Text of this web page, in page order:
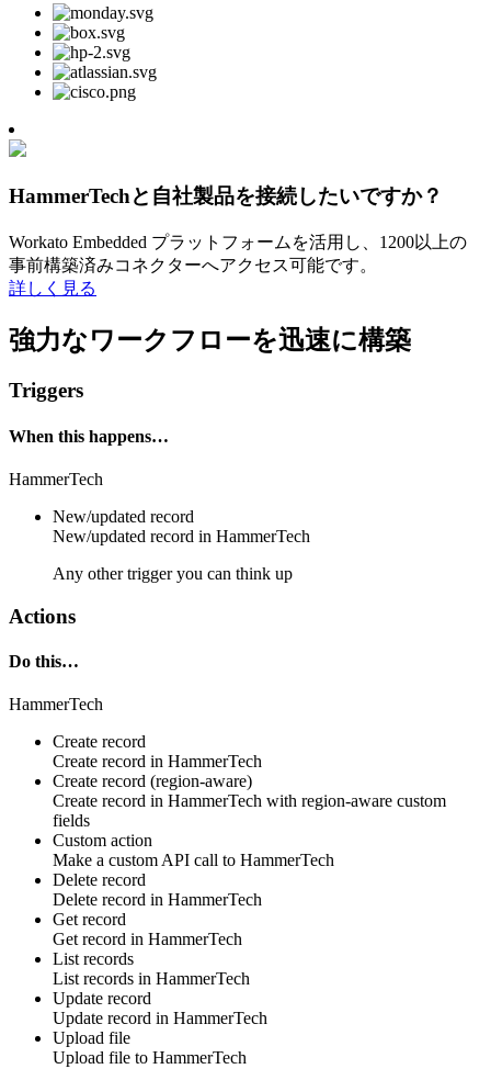
HammerTechと自社製品を接続したいですか？
Workato Embedded プラットフォームを活用し、1200以上の
事前構築済みコネクターへアクセス可能です。
詳しく見る
強力なワークフローを迅速に構築
Triggers
When this happens…
HammerTech
New/updated record
New/updated record in HammerTech
Any other trigger you can think up
Actions
Do this…
HammerTech
Create record
Create record in HammerTech
Create record (region-aware)
Create record in HammerTech with region-aware custom
fields
Custom action
Make a custom API call to HammerTech
Delete record
Delete record in HammerTech
Get record
Get record in HammerTech
List records
List records in HammerTech
Update record
Update record in HammerTech
Upload file
Upload file to HammerTech